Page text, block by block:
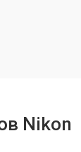
Nikon